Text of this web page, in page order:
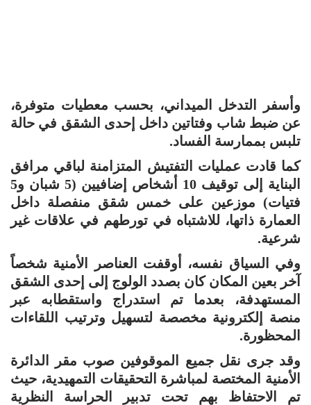
وأسفر التدخل الميداني، بحسب معطيات متوفرة،
عن ضبط شاب وفتاتين داخل إحدى الشقق في حالة
تلبس بممارسة الفساد.
كما قادت عمليات التفتيش المتزامنة لباقي مرافق
البناية إلى توقيف 10 أشخاص إضافيين (5 شبان و5
فتيات) موزعين على خمس شقق منفصلة داخل
العمارة ذاتها، للاشتباه في تورطهم في علاقات غير
شرعية.
وفي السياق نفسه، أوقفت العناصر الأمنية شخصاً
آخر بعين المكان كان بصدد الولوج إلى إحدى الشقق
المستهدفة، بعدما تم استدراج واستقطابه عبر
منصة إلكترونية مخصصة لتسهيل وترتيب اللقاءات
المحظورة.
وقد جرى نقل جميع الموقوفين صوب مقر الدائرة
الأمنية المختصة لمباشرة التحقيقات التمهيدية، حيث
تم الاحتفاظ بهم تحت تدبير الحراسة النظرية